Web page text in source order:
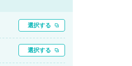
選択する
選択する